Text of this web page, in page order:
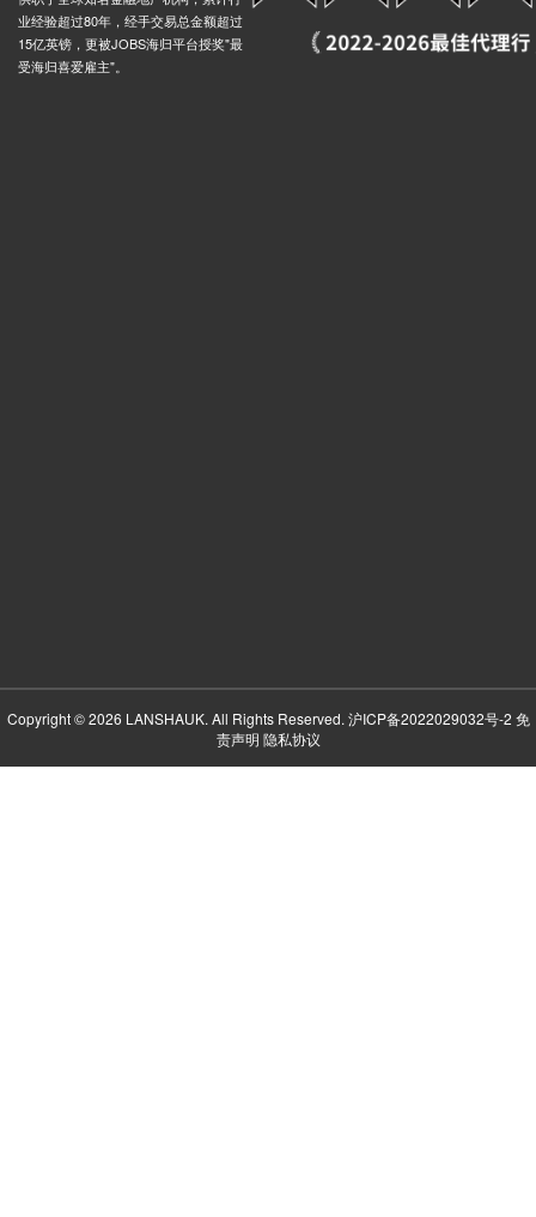
业经验超过80年，经手交易总金额超过
15亿英镑，更被JOBS海归平台授奖"最
受海归喜爱雇主"。
Copyright © 2026 LANSHAUK. All Rights Reserved. 沪ICP备2022029032号-2 免
责声明 隐私协议